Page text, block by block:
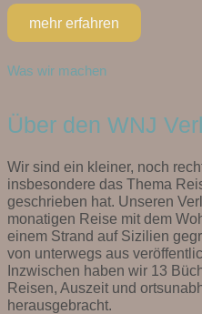
mehr erfahren
Was wir machen
Über den WNJ
Wir sind ein kleiner, noch
insbesondere das Thema
geschrieben hat. Unseren
monatigen Reise mit dem
einem Strand auf Sizilien
von unterwegs aus
Inzwischen haben wir 13
Reisen, Auszeit und
herausgebracht.